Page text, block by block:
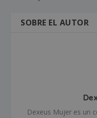
SOBRE EL AUTOR
Dexeus Mujer es un